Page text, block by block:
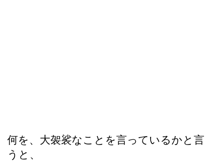
何を、大袈裟なことを言っているかと言
うと、